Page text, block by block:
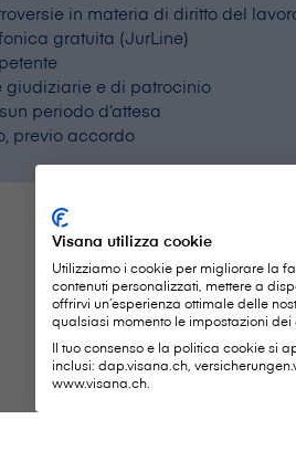
in materia di diritto del
gratuita (JurLine)
giudiziarie e di patrocinio
periodo d’attesa
previo accordo
Visana utilizza cookie
Utilizziamo i cookie per migliorare la
contenuti personalizzati, mettere a
offrirvi un’esperienza ottimale delle
qualsiasi momento le impostazioni dei
Il tuo consenso e la politica cookie si
inclusi: dap.visana.ch,
www.visana.ch.